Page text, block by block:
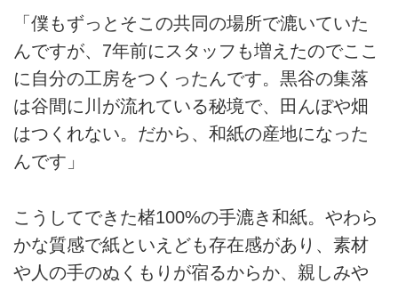
「僕もずっとそこの共同の場所で漉いていた
んですが、7年前にスタッフも増えたのでここ
に自分の工房をつくったんです。黒谷の集落
は谷間に川が流れている秘境で、田んぼや畑
はつくれない。だから、和紙の産地になった
んです」
こうしてできた楮100%の手漉き和紙。やわら
かな質感で紙といえども存在感があり、素材
や人の手のぬくもりが宿るからか、親しみや